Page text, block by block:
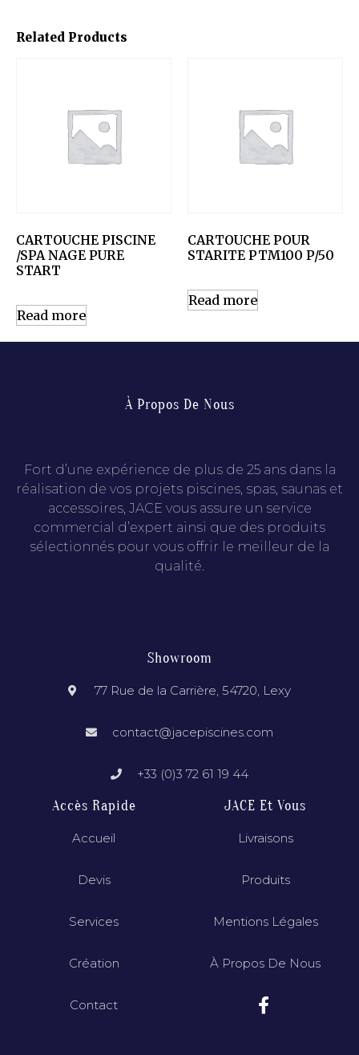
Related Products
CARTOUCHE PISCINE
/SPA NAGE PURE
START
Read more
CARTOUCHE POUR
STARITE PTM100 P/50
Read more
À Propos De Nous
Fort d’une expérience de plus de 25 ans dans la
réalisation de vos projets piscines, spas, saunas et
accessoires, JACE vous assure un service
commercial d’expert ainsi que des produits
sélectionnés pour vous offrir le meilleur de la
qualité.
Showroom
77 Rue de la Carrière, 54720, Lexy
contact@jacepiscines.com
+33 (0)3 72 61 19 44
Accès Rapide
Accueil
Devis
Services
Création
Contact
JACE Et Vous
Livraisons
Produits
Mentions Légales
À Propos De Nous